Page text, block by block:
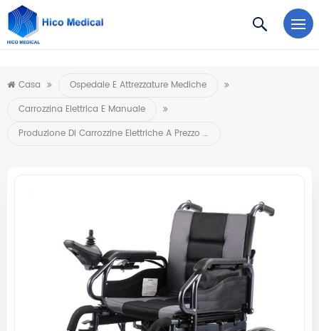
https://www.microsoft.com/en-us/microsoft-teams/log-in
Casa
Ospedale E Attrezzature Mediche
Carrozzina Elettrica E Manuale
Produzione Di Carrozzine Elettriche A Prezzo Agevolato